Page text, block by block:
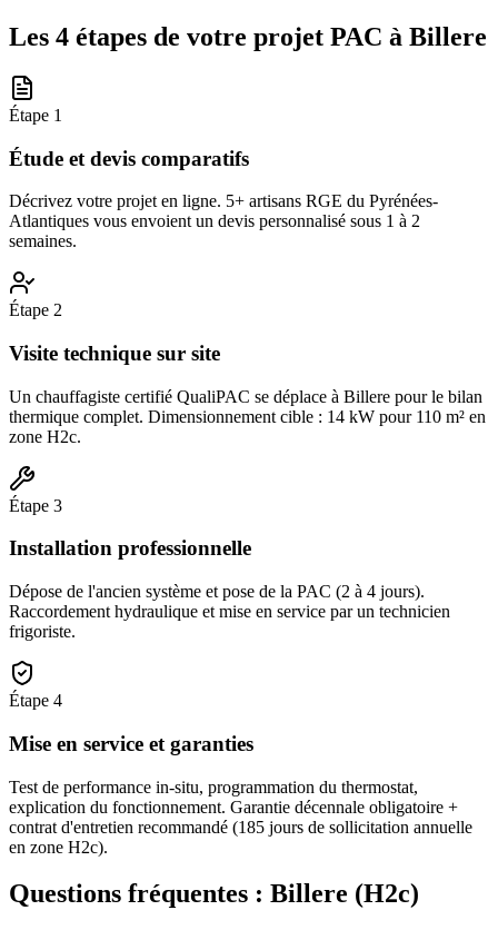
Les 4 étapes de votre projet PAC à Billere
Étape 1
Étude et devis comparatifs
Décrivez votre projet en ligne. 5+ artisans RGE du Pyrénées-
Atlantiques vous envoient un devis personnalisé sous 1 à 2
semaines.
Étape 2
Visite technique sur site
Un chauffagiste certifié QualiPAC se déplace à Billere pour le bilan
thermique complet. Dimensionnement cible : 14 kW pour 110 m² en
zone H2c.
Étape 3
Installation professionnelle
Dépose de l'ancien système et pose de la PAC (2 à 4 jours).
Raccordement hydraulique et mise en service par un technicien
frigoriste.
Étape 4
Mise en service et garanties
Test de performance in-situ, programmation du thermostat,
explication du fonctionnement. Garantie décennale obligatoire +
contrat d'entretien recommandé (185 jours de sollicitation annuelle
en zone H2c).
Questions fréquentes : Billere (H2c)